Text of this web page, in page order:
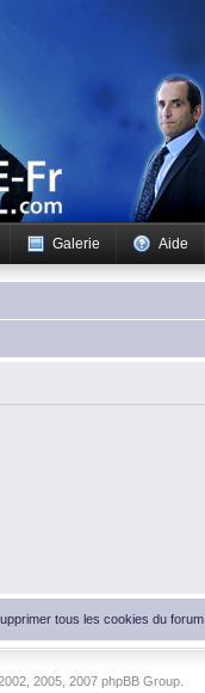
Galerie Aide
tous les cookies du forum
2005, 2007 phpBB Group.